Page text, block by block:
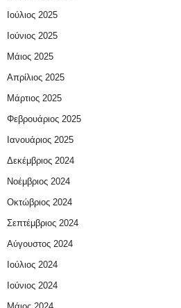
Ιούλιος 2025
Ιούνιος 2025
Μάιος 2025
Απρίλιος 2025
Μάρτιος 2025
Φεβρουάριος 2025
Ιανουάριος 2025
Δεκέμβριος 2024
Νοέμβριος 2024
Οκτώβριος 2024
Σεπτέμβριος 2024
Αύγουστος 2024
Ιούλιος 2024
Ιούνιος 2024